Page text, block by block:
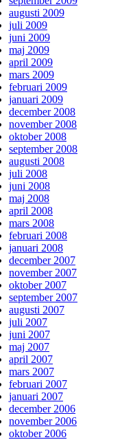
augusti 2009
juli 2009
juni 2009
maj 2009
april 2009
mars 2009
februari 2009
januari 2009
december 2008
november 2008
oktober 2008
september 2008
augusti 2008
juli 2008
juni 2008
maj 2008
april 2008
mars 2008
februari 2008
januari 2008
december 2007
november 2007
oktober 2007
september 2007
augusti 2007
juli 2007
juni 2007
maj 2007
april 2007
mars 2007
februari 2007
januari 2007
december 2006
november 2006
oktober 2006